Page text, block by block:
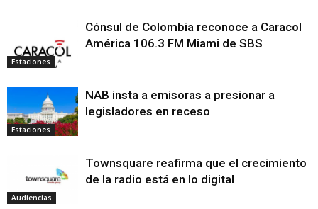
Estaciones
Cónsul de Colombia reconoce a Caracol
América 106.3 FM Miami de SBS
Estaciones
NAB insta a emisoras a presionar a
legisladores en receso
Audiencias
Townsquare reafirma que el crecimiento
de la radio está en lo digital